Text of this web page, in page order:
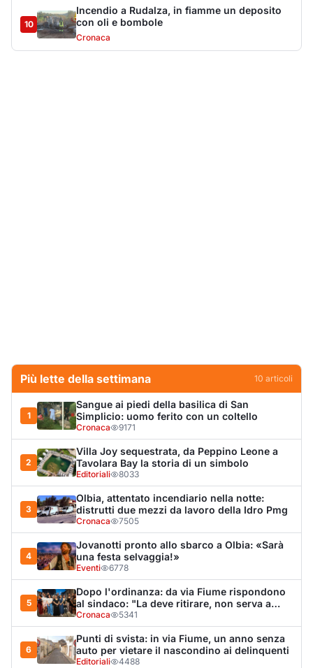
10
Incendio a Rudalza, in fiamme un deposito
con oli e bombole
Cronaca
Più lette della settimana 10 articoli
1
Sangue ai piedi della basilica di San
Simplicio: uomo ferito con un coltello
Cronaca 9171
2
Villa Joy sequestrata, da Peppino Leone a
Tavolara Bay la storia di un simbolo
Editoriali 8033
3
Olbia, attentato incendiario nella notte:
distrutti due mezzi da lavoro della Idro Pmg
Cronaca 7505
4
Jovanotti pronto allo sbarco a Olbia: «Sarà
una festa selvaggia!»
Eventi 6778
5
Dopo l'ordinanza: da via Fiume rispondono
al sindaco: "La deve ritirare, non serva a
nulla"
Cronaca 5341
6
Punti di svista: in via Fiume, un anno senza
auto per vietare il nascondino ai delinquenti
Editoriali 4488